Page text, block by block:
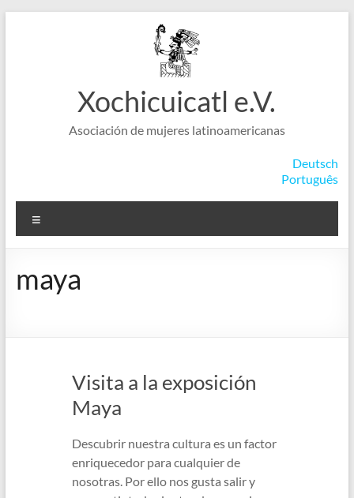
Xochicuicatl e.V.
Asociación de mujeres latinoamericanas
Deutsch
Português
maya
Visita a la exposición
Maya
Descubrir nuestra cultura es un factor
enriquecedor para cualquier de
nosotras. Por ello nos gusta salir y